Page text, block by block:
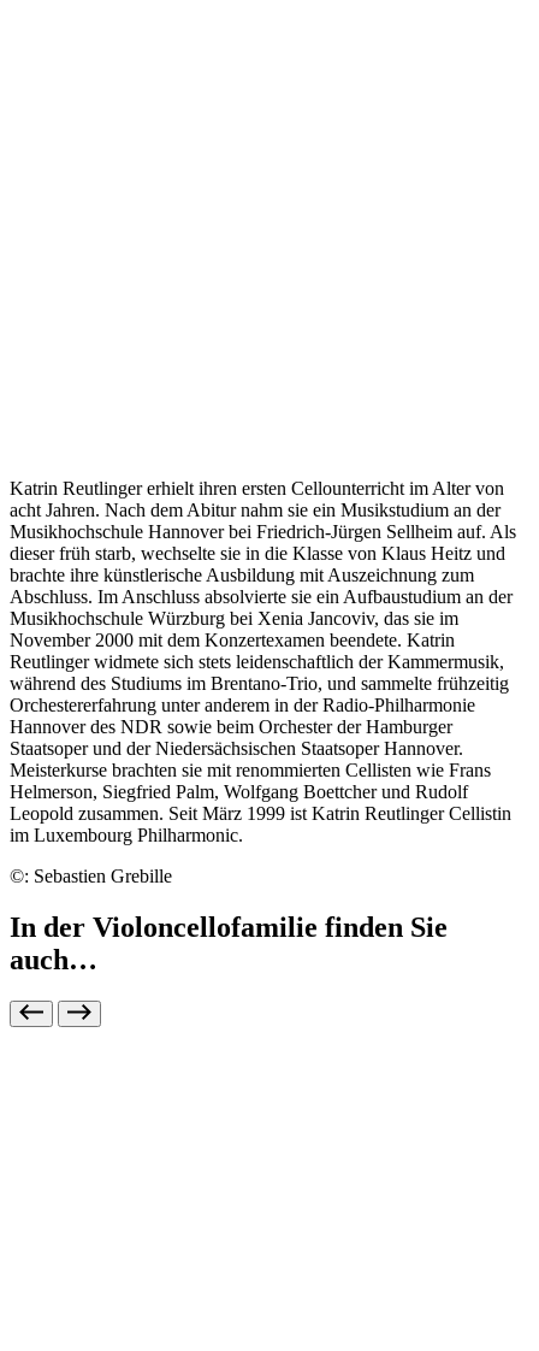
Katrin Reutlinger erhielt ihren ersten Cellounterricht im Alter von
acht Jahren. Nach dem Abitur nahm sie ein Musikstudium an der
Musikhochschule Hannover bei Friedrich-Jürgen Sellheim auf. Als
dieser früh starb, wechselte sie in die Klasse von Klaus Heitz und
brachte ihre künstlerische Ausbildung mit Auszeichnung zum
Abschluss. Im Anschluss absolvierte sie ein Aufbaustudium an der
Musikhochschule Würzburg bei Xenia Jancoviv, das sie im
November 2000 mit dem Konzertexamen beendete. Katrin
Reutlinger widmete sich stets leidenschaftlich der Kammermusik,
während des Studiums im Brentano-Trio, und sammelte frühzeitig
Orchestererfahrung unter anderem in der Radio-Philharmonie
Hannover des NDR sowie beim Orchester der Hamburger
Staatsoper und der Niedersächsischen Staatsoper Hannover.
Meisterkurse brachten sie mit renommierten Cellisten wie Frans
Helmerson, Siegfried Palm, Wolfgang Boettcher und Rudolf
Leopold zusammen. Seit März 1999 ist Katrin Reutlinger Cellistin
im Luxembourg Philharmonic.
©: Sebastien Grebille
In der Violoncellofamilie finden Sie
auch…